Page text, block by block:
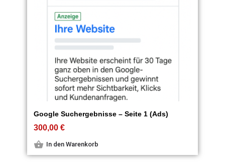
Google Suchergebnisse – Seite 1 (Ads)
300,00€
In den Warenkorb